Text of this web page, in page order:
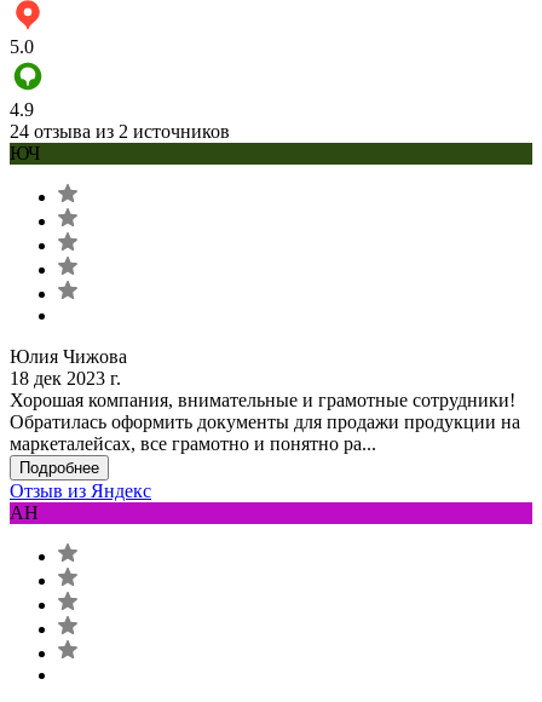
5.0
4.9
24 отзыва из 2 источников
ЮЧ
Юлия Чижова
18 дек 2023 г.
Хорошая компания, внимательные и грамотные сотрудники!
Обратилась оформить документы для продажи продукции на
маркеталейсах, все грамотно и понятно ра...
Подробнее
Отзыв из Яндекс
АН